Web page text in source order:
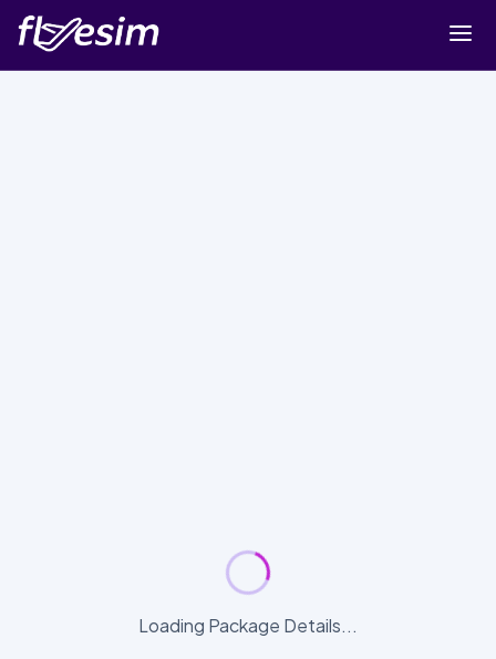
Loading Package Details...